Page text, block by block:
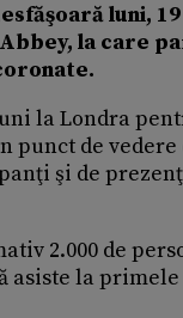
luni,
la care
la Londra
punct de
şi de
2.000 de
asiste la primele